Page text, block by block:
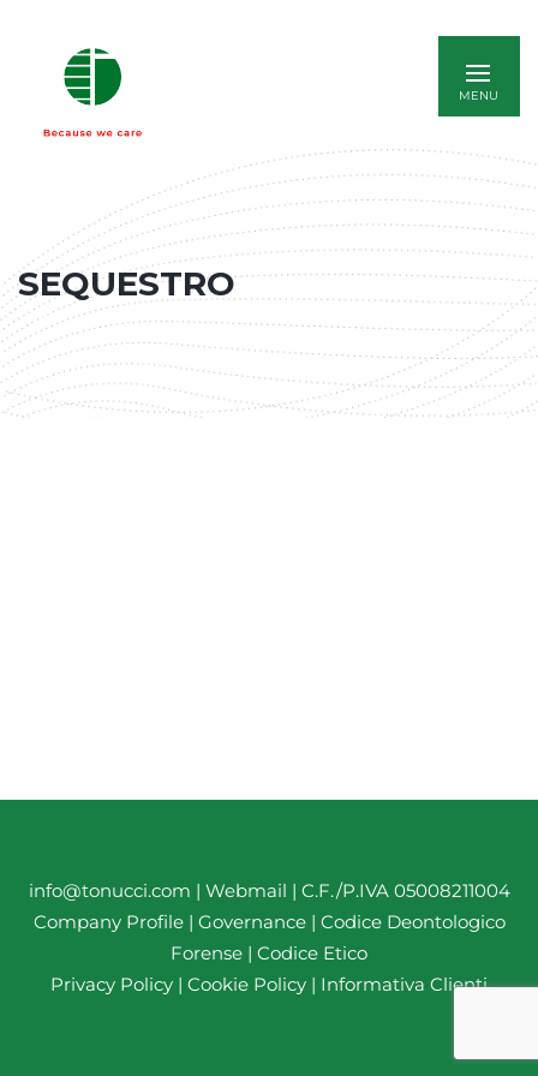
SEQUESTRO
info@tonucci.com | Webmail | C.F./P.IVA 05008211004
Company Profile| Governance | Codice Deontologico
Forense | Codice Etico
Privacy Policy | Cookie Policy | Informativa Clienti